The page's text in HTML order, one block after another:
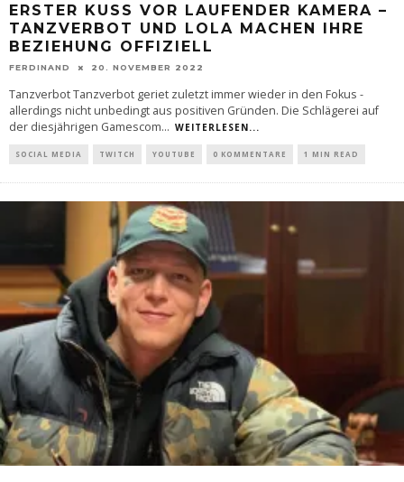
ERSTER KUSS VOR LAUFENDER KAMERA –
TANZVERBOT UND LOLA MACHEN IHRE
BEZIEHUNG OFFIZIELL
FERDINAND 20. NOVEMBER 2022
Tanzverbot Tanzverbot geriet zuletzt immer wieder in den Fokus -
allerdings nicht unbedingt aus positiven Gründen. Die Schlägerei auf
der diesjährigen Gamescom... WEITERLESEN...
SOCIAL MEDIA TWITCH YOUTUBE 0 KOMMENTARE 1 MIN READ